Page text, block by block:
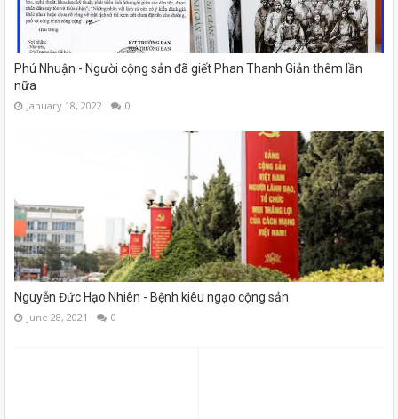
Phú Nhuận - Người cộng sản đã giết Phan Thanh Giản thêm lần
nữa
January 18, 2022 0
Nguyễn Đức Hạo Nhiên - Bệnh kiêu ngạo cộng sản
June 28, 2021 0